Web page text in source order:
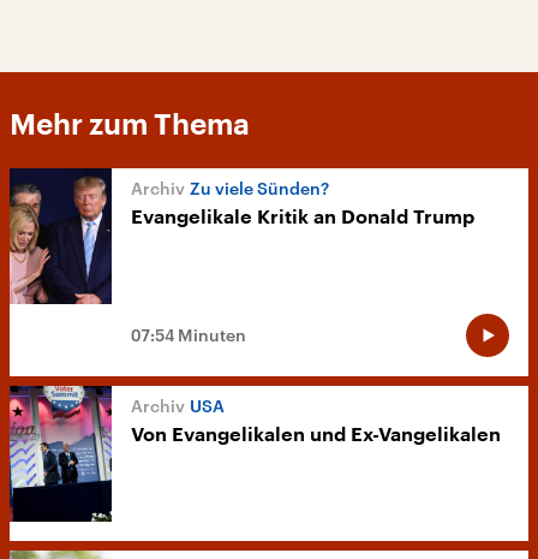
Mehr zum Thema
Zu viele Sünden?
Evangelikale Kritik an Donald Trump
07:54 Minuten
USA
Von Evangelikalen und Ex-Vangelikalen